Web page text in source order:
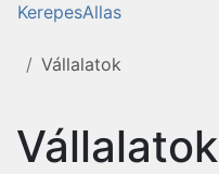
KerepesAllas
Vállalatok
Vállalatok